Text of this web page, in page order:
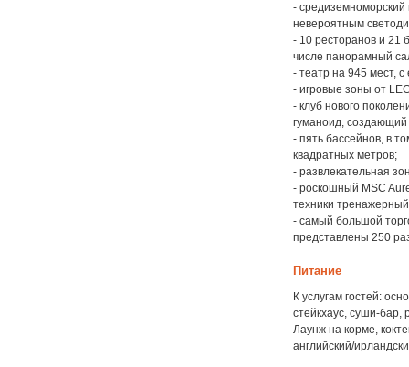
-
невероятным
- 10 ресторанов и 21
числе панорамный
- театр на 945 мест,
- игровые зоны от
- клуб нового
гуманоид,
- пять бассейнов, в
квадратных метров;
- развлекательная
- роскошный MSC
техники
- самый большой
представлены 250
Питание
К услугам гостей:
стейкхаус, суши-бар,
Лаунж на корме,
английский/